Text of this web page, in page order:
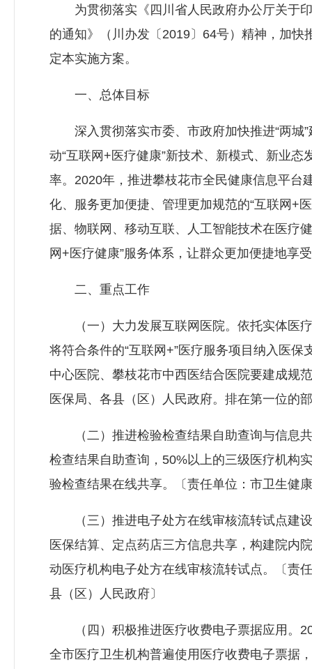
为贯彻落实《四川省人民政府办公厅关于印
的通知》（川办发〔2019〕64号）精神，加快
定本实施方案。
一、总体目标
深入贯彻落实市委、市政府加快推进“两城”
动“互联网+医疗健康”新技术、新模式、新业
率。2020年，推进攀枝花市全民健康信息平台
化、服务更加便捷、管理更加规范的“互联网+
据、物联网、移动互联、人工智能技术在医疗
网+医疗健康”服务体系，让群众更加便捷地享
二、重点工作
（一）大力发展互联网医院。依托实体医疗
将符合条件的“互联网+”医疗服务项目纳入医
中心医院、攀枝花市中西医结合医院要建成规
医保局、各县（区）人民政府。排在第一位的
（二）推进检验检查结果自助查询与信息共
检查结果自助查询，50%以上的三级医疗机构
验检查结果在线共享。〔责任单位：市卫生健
（三）推进电子处方在线审核流转试点建设
医保结算、定点药店三方信息共享，构建院内
动医疗机构电子处方在线审核流转试点。〔责
县（区）人民政府〕
（四）积极推进医疗收费电子票据应用。
全市医疗卫生机构普遍使用医疗收费电子票据